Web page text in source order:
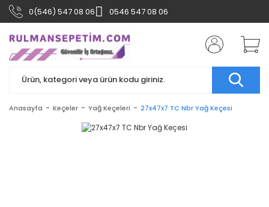
0(546) 547 08 06 0546 547 08 06
Anasayfa Keçeler Yağ Keçeleri 27x47x7 TC Nbr Yağ Keçesi